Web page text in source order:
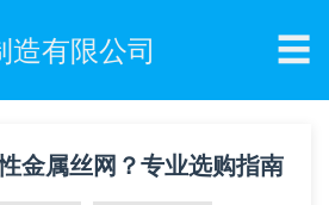
造有限公司 ☰
金属丝网？专业选购指南